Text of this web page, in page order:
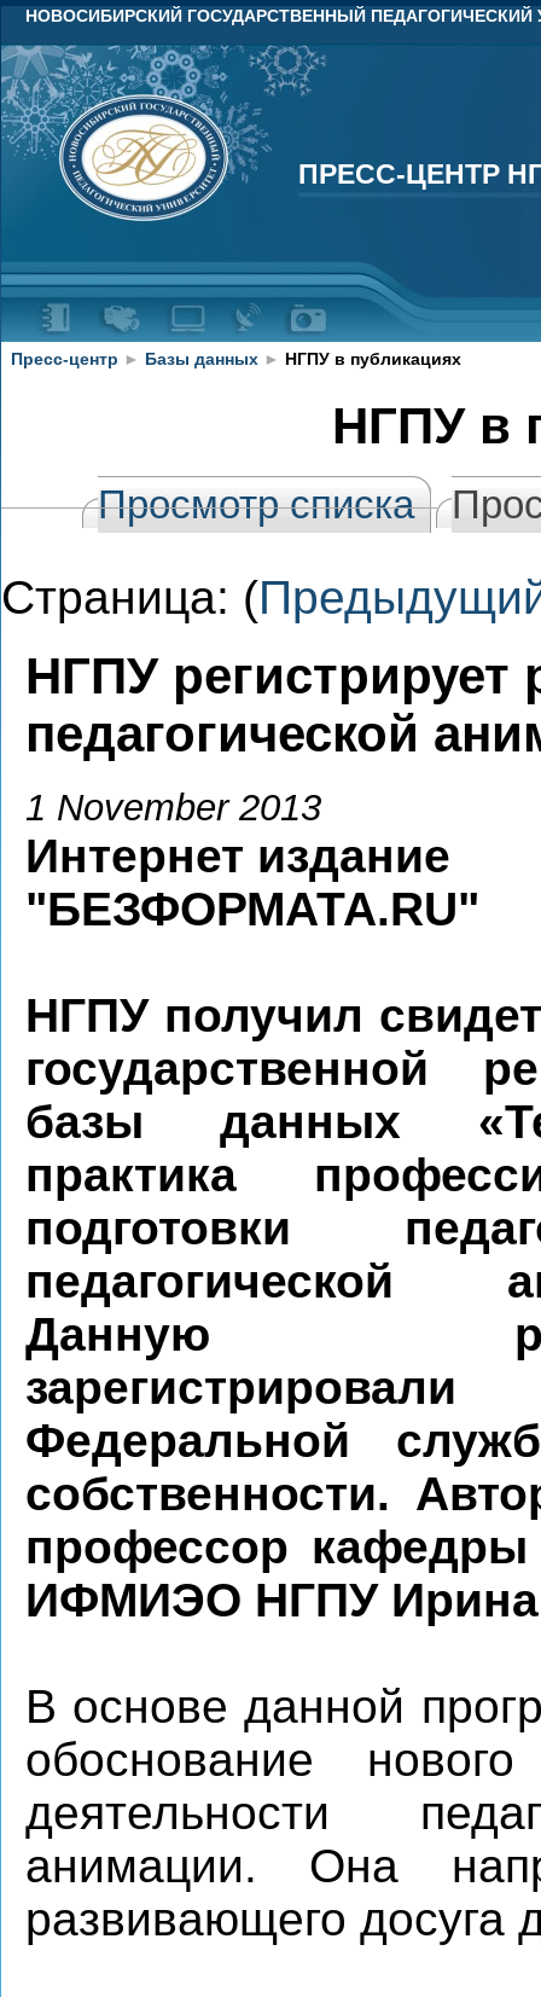
НОВОСИБИРСКИЙ ГОСУДАРСТВЕННЫЙ ПЕДАГОГИЧЕСКИЙ
ПРЕСС-ЦЕНТР
ПРЕСС-ЦЕНТР
Пресс-центр ► Базы данных ► НГПУ в публикациях
НГПУ в
Просмотр списка
Страница: (
НГПУ регистрирует
педагогической
1 November 2013
Интернет издание
"БЕЗФОРМАТА.RU"
НГПУ получил
государственной
базы данных
практика
подготовки
педагогической
Данную
Федеральной
собственности.
профессор кафедры
ИФМИЭО НГПУ Ирина
В основе данной
обоснование
деятельности
анимации. Она
развивающего досуга